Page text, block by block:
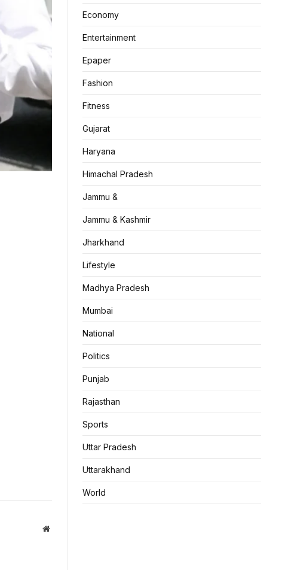
Website
Economy
Entertainment
Epaper
Fashion
Fitness
Gujarat
Haryana
Himachal Pradesh
Jammu &
Jammu & Kashmir
Jharkhand
Lifestyle
Madhya Pradesh
Mumbai
National
Politics
Punjab
Rajasthan
Sports
Uttar Pradesh
Uttarakhand
World